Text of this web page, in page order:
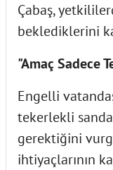
Çabaş,
beklediklerini
"Amaç Sadece
Engelli
tekerlekli
gerektiğini
ihtiyaçlarının